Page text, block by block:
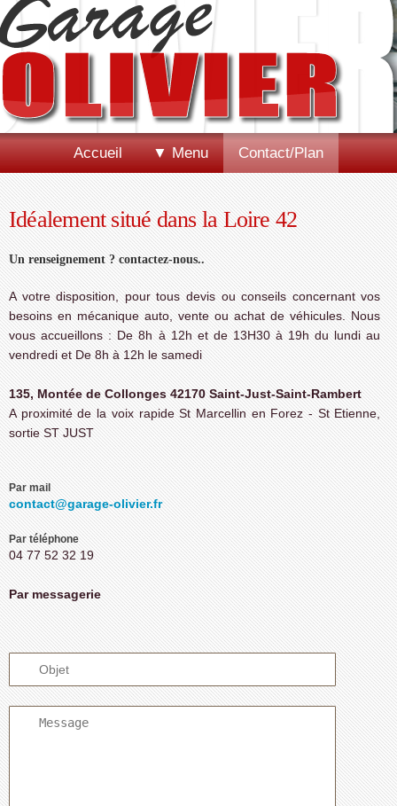
Accueil ▼ Menu Contact/Plan
Idéalement situé dans la Loire 42
Un renseignement ? contactez-nous..
A votre disposition, pour tous devis ou conseils concernant vos
besoins en mécanique auto, vente ou achat de véhicules. Nous
vous accueillons : De 8h à 12h et de 13H30 à 19h du lundi au
vendredi et De 8h à 12h le samedi
135, Montée de Collonges 42170 Saint-Just-Saint-Rambert
A proximité de la voix rapide St Marcellin en Forez - St Etienne,
sortie ST JUST
Par mail
contact@garage-olivier.fr
Par téléphone
04 77 52 32 19
Par messagerie